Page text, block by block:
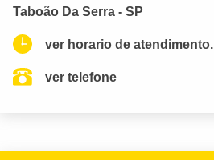
Taboão Da Serra - SP
ver horario de atendimento.
ver telefone